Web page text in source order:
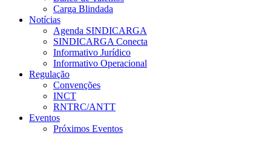
Carga Blindada
Notícias
Agenda SINDICARGA
SINDICARGA Conecta
Informativo Jurídico
Informativo Operacional
Regulação
Convenções
INCT
RNTRC/ANTT
Eventos
Próximos Eventos